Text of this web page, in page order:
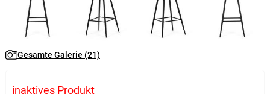
Gesamte Galerie (21)
inaktives Produkt